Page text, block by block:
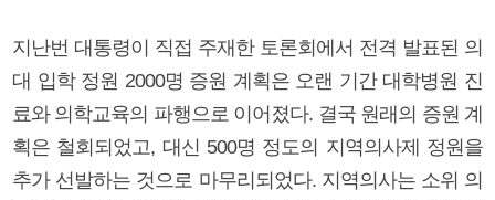
지난번 대통령이 직접 주재한 토론회에서 전격 발표된 의
대 입학 정원 2000명 증원 계획은 오랜 기간 대학병원 진
료와 의학교육의 파행으로 이어졌다. 결국 원래의 증원 계
획은 철회되었고, 대신 500명 정도의 지역의사제 정원을
추가 선발하는 것으로 마무리되었다. 지역의사는 소위 의